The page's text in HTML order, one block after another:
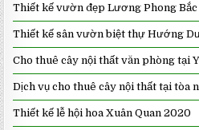
Thiết kế vườn đẹp Lương Phong Bắc
Thiết kế sân vườn biệt thự Hướng
Cho thuê cây nội thất văn phòng tại
Dịch vụ cho thuê cây nội thất tại tòa
Thiết kế lễ hội hoa Xuân Quan 2020